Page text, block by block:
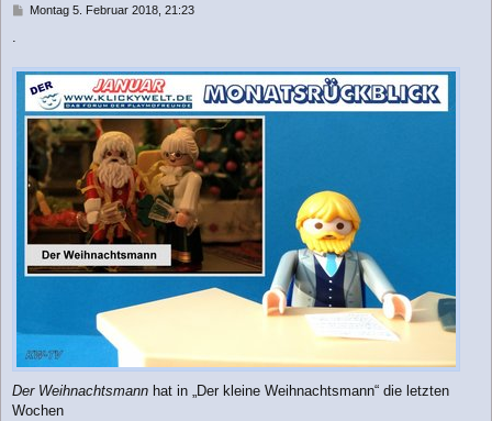
B
r
a
g
Montag 5. Februar 2018, 21:23
.
Der Weihnachtsmann hat in „Der kleine Weihnachtsmann“ die letzten
Wochen